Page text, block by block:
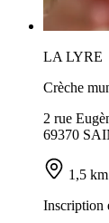
LA LYRE
Crèche
2 rue
69370
1,5 km
Inscription